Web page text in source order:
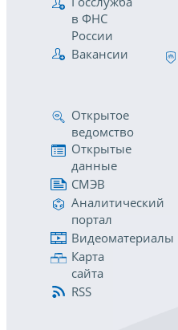
в ФНС
России
Вакансии
Открытое
ведомство
Открытые
данные
СМЭВ
Аналитический
портал
Видеоматериалы
Карта
сайта
RSS